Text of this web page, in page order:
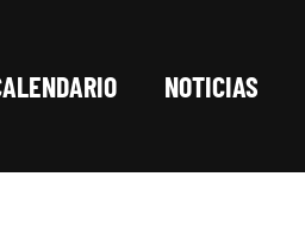
NOTICIAS